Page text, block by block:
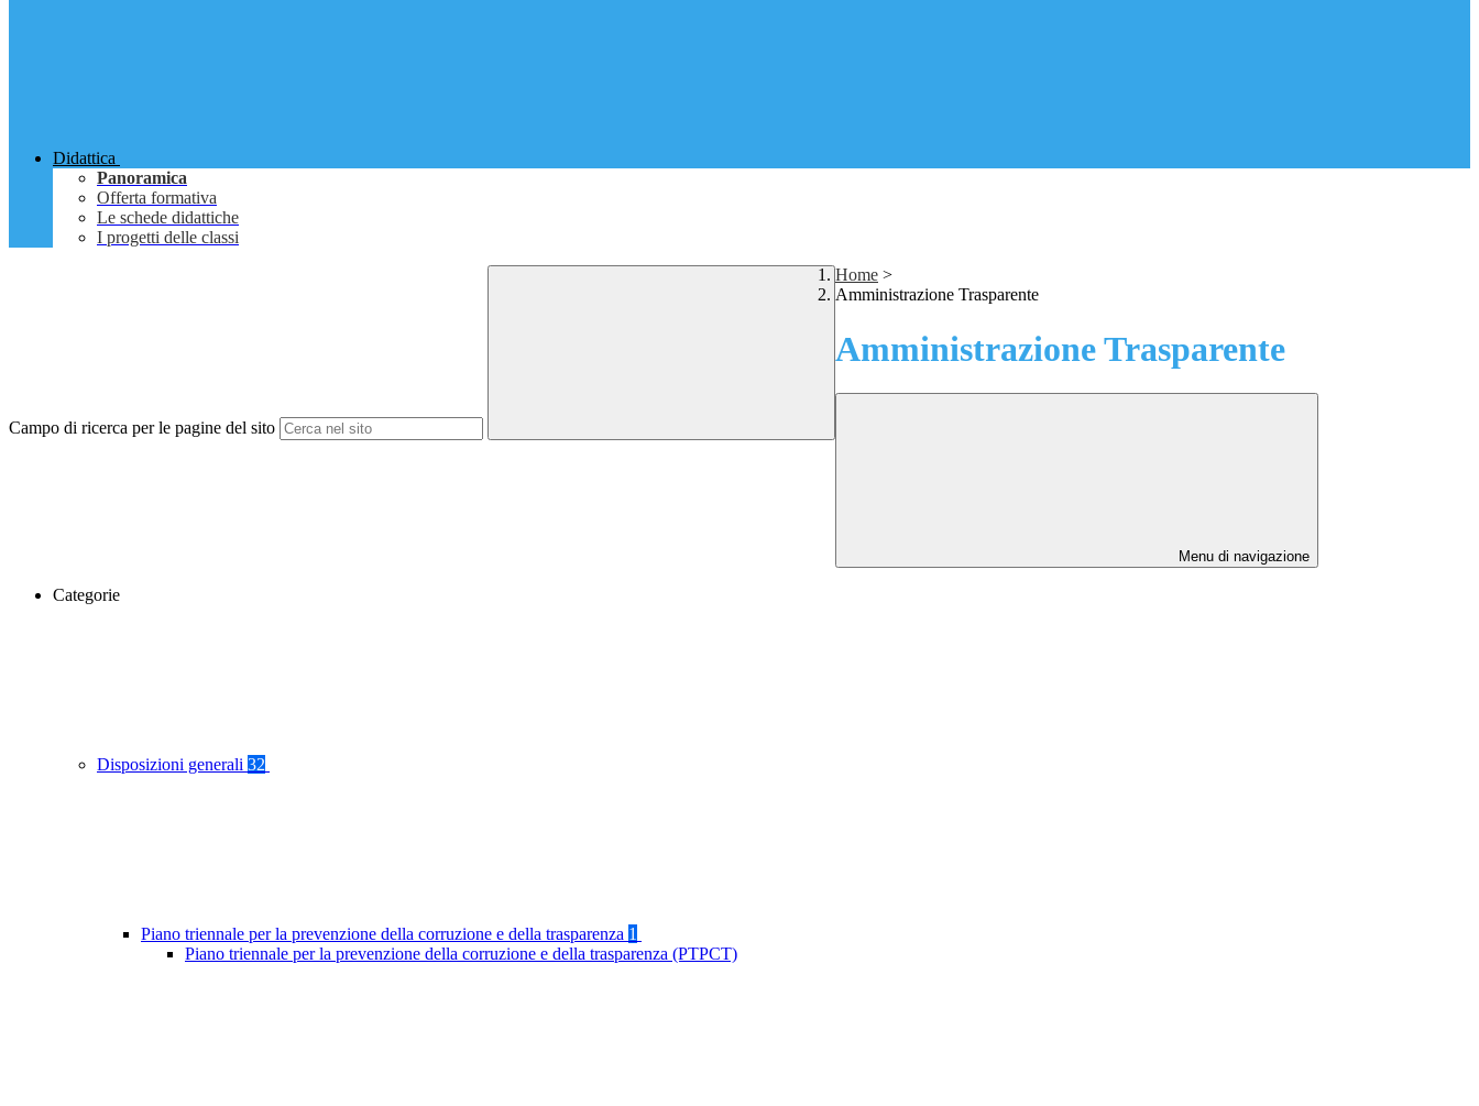
Didattica
Panoramica
Offerta formativa
Le schede didattiche
I progetti delle classi
Campo di ricerca per le pagine del sito
Home >
Amministrazione Trasparente
Amministrazione Trasparente
Menu di navigazione
Categorie
Disposizioni generali 32
Piano triennale per la prevenzione della corruzione e della trasparenza 1
Piano triennale per la prevenzione della corruzione e della trasparenza (PTPCT)